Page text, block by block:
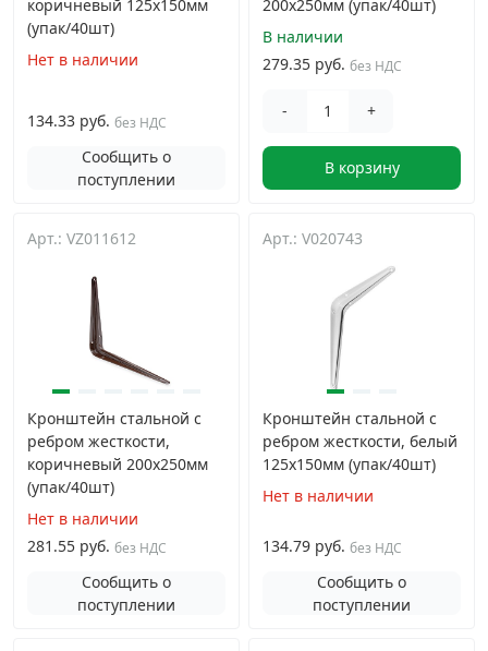
коричневый 125x150мм
(упак/40шт)
Нет в наличии
134.33 руб. без НДС
Сообщить о
поступлении
200x250мм (упак/40шт)
В наличии
279.35 руб. без НДС
- +
В корзину
Арт.: VZ011612
Кронштейн стальной с
ребром жесткости,
коричневый 200x250мм
(упак/40шт)
Нет в наличии
281.55 руб. без НДС
Сообщить о
поступлении
Арт.: V020743
Кронштейн стальной с
ребром жесткости, белый
125х150мм (упак/40шт)
Нет в наличии
134.79 руб. без НДС
Сообщить о
поступлении